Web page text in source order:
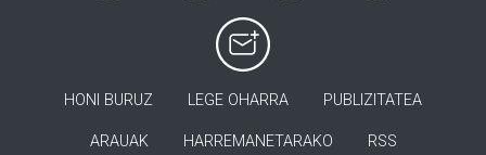
HONI BURUZ LEGE OHARRA PUBLIZITATEA
ARAUAK HARREMANETARAKO RSS